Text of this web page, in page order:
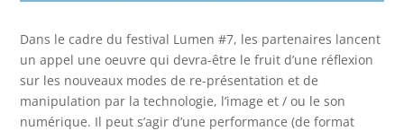
Dans le cadre du festival Lumen #7, les partenaires lancent
un appel une oeuvre qui devra-être le fruit d’une réflexion
sur les nouveaux modes de re-présentation et de
manipulation par la technologie, l’image et / ou le son
numérique. Il peut s’agir d’une performance (de format